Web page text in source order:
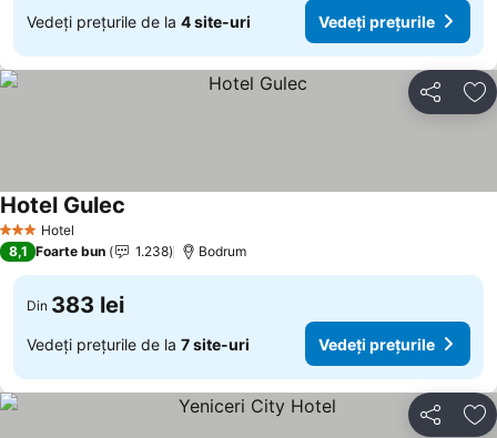
Vedeți prețurile de la 4 site-uri Vedeți prețurile
Distribuiți
3 SteleHotel
Hotel Gulec
8,1 Foarte bun 1.238 Bodrum
Din 383 lei
Vedeți prețurile de la 7 site-uri Vedeți prețurile
Distribuiți